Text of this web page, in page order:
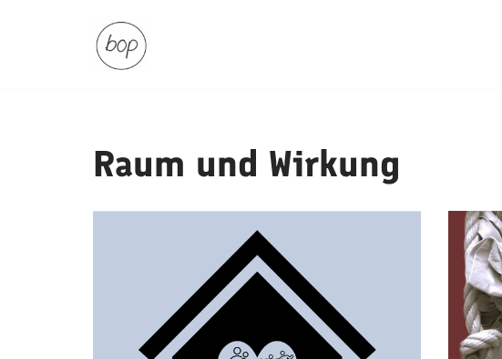
Raum und Wirkung